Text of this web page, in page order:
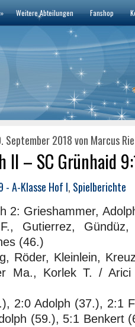
» Weitere Abteilungen Fanshop
September 2018 von Marcus
II – SC Grünhaid
- A-Klasse Hof I, Spielberichte
2: Grieshammer,
Gutierrez,
(46.)
Röder, Kleinlein,
Ma., Korlek T. /
2:0 Adolph (37.), 2:1
(59.), 5:1 Benkert